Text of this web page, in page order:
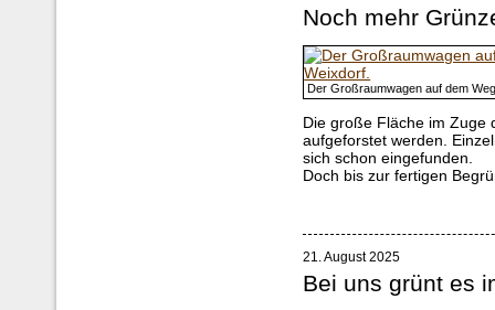
Noch mehr
Der Großraumwagen auf dem
Die große Fläche im Zuge
aufgeforstet werden.
sich schon eingefunden.
Doch bis zur fertigen
21. August 2025
Bei uns grünt es